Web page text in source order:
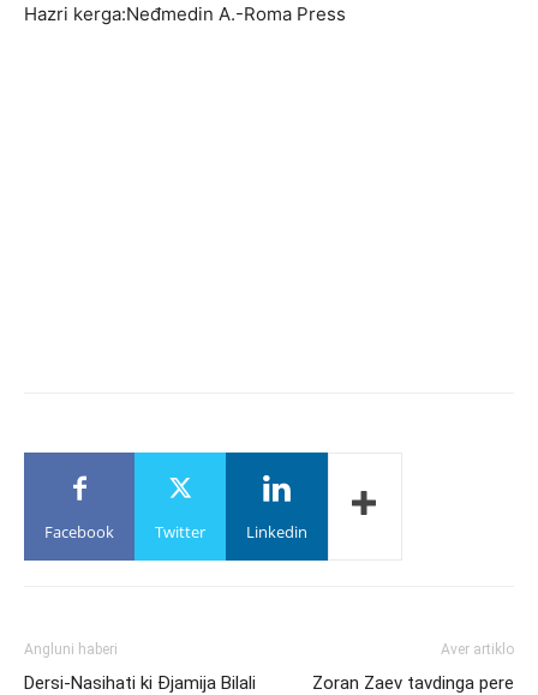
Hazri kerga:Neđmedin A.-Roma Press
Facebook Twitter Linkedin
Angluni haberi
Dersi-Nasihati ki Đjamija Bilali
Aver artiklo
Zoran Zaev tavdinga pere